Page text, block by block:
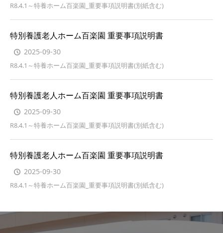
R8.4.1～特養ホーム百楽園_重要事項説明書(別紙含む)
特別養護老人ホーム百楽園 重要事項説明書
2025-09-30
R8.4.1～特養ホーム百楽園_重要事項説明書(別紙含む)
特別養護老人ホーム百楽園 重要事項説明書
2025-09-30
R8.4.1～特養ホーム百楽園_重要事項説明書(別紙含む)
特別養護老人ホーム百楽園 重要事項説明書
2025-09-30
R8.4.1～特養ホーム百楽園_重要事項説明書(別紙含む)